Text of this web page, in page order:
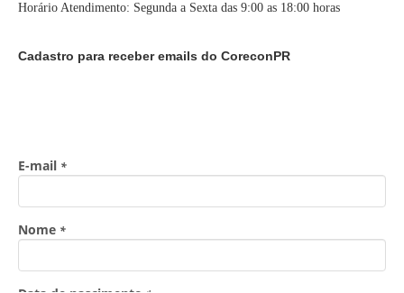
Horário Atendimento: Segunda a Sexta das 9:00 as 18:00 horas
Cadastro para receber emails do CoreconPR